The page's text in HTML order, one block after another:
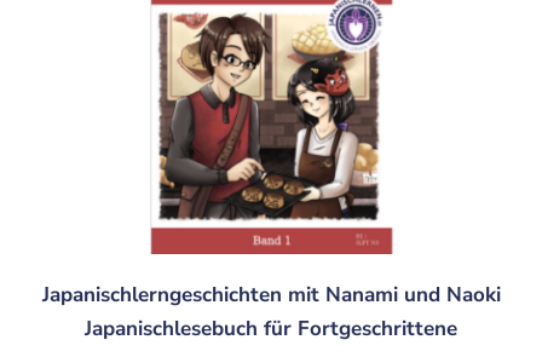
Japanischlerngeschichten mit Nanami und Naoki
Japanischlesebuch für Fortgeschrittene